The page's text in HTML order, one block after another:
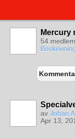
Mercury
54
av Johan
Apr 13,